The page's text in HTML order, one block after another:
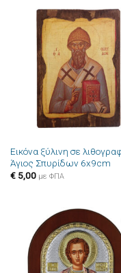
στην
Εικόνα ξύλινη σε
Άγιος Σπυρίδων 6x9cm
€5,00 με ΦΠΑ
στην